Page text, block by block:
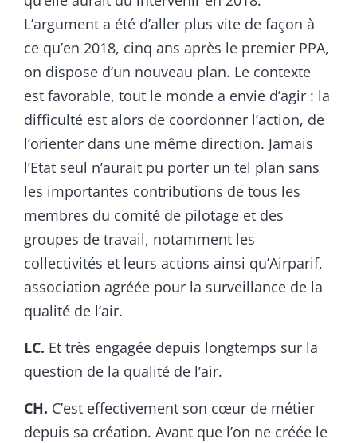
L’argument a été d’aller plus vite de façon à
ce qu’en 2018, cinq ans après le premier PPA,
on dispose d’un nouveau plan. Le contexte
est favorable, tout le monde a envie d’agir : la
difficulté est alors de coordonner l’action, de
l’orienter dans une même direction. Jamais
l’Etat seul n’aurait pu porter un tel plan sans
les importantes contributions de tous les
membres du comité de pilotage et des
groupes de travail, notamment les
collectivités et leurs actions ainsi qu’Airparif,
association agréée pour la surveillance de la
qualité de l’air.
LC. Et très engagée depuis longtemps sur la
question de la qualité de l’air.
CH. C’est effectivement son cœur de métier
depuis sa création. Avant que l’on ne créée le